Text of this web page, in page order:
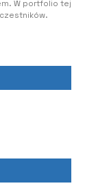
W portfolio tej